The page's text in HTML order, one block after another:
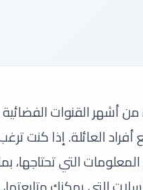
أشهر القنوات
العائلة. إذا كنت
التي تحتاجها،